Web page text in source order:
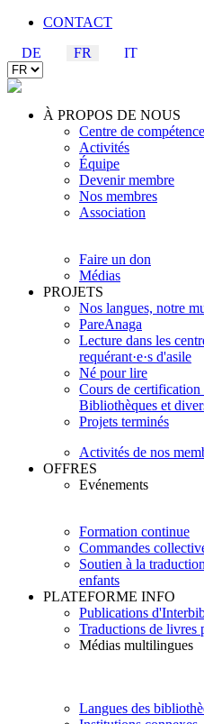
CONTACT
DE
FR IT
À PROPOS DE NOUS
Centre de compétence
Activités
Équipe
Devenir membre
Nos membres
Association
Faire un don
Médias
PROJETS
Nos langues, notre
PareAnaga
Lecture dans les
requérant·e·s d'asile
Né pour lire
Cours de
Bibliothèques et
Projets terminés
Activités de nos
OFFRES
Evénements
Formation continue
Commandes
Soutien à la
enfants
PLATEFORME INFO
Publications
Traductions de livres
Médias multilingues
Langues des